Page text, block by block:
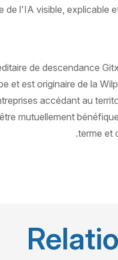
de l'IA visible, explicable
de descendance
et est originaire de la
accédant au
mutuellement
terme et